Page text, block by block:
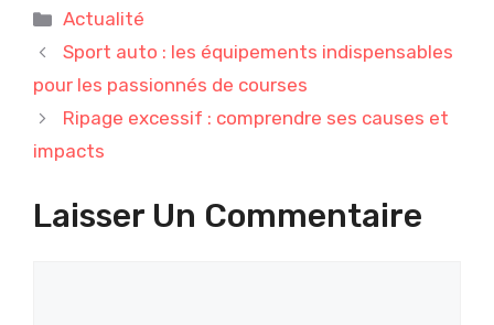
Catégories
Actualité
Sport auto : les équipements indispensables
pour les passionnés de courses
Ripage excessif : comprendre ses causes et
impacts
Laisser Un Commentaire